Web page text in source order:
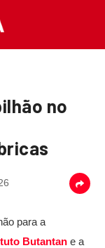
no
para a
Butantan e a